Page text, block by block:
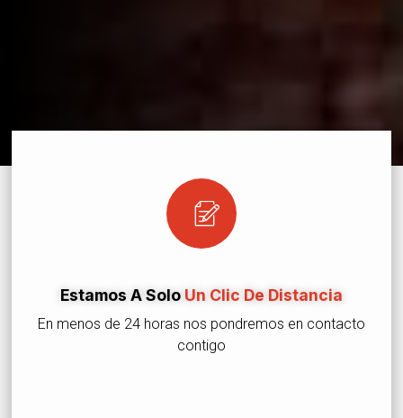
Estamos A Solo Un Clic De Distancia
En menos de 24 horas nos pondremos en contacto
contigo